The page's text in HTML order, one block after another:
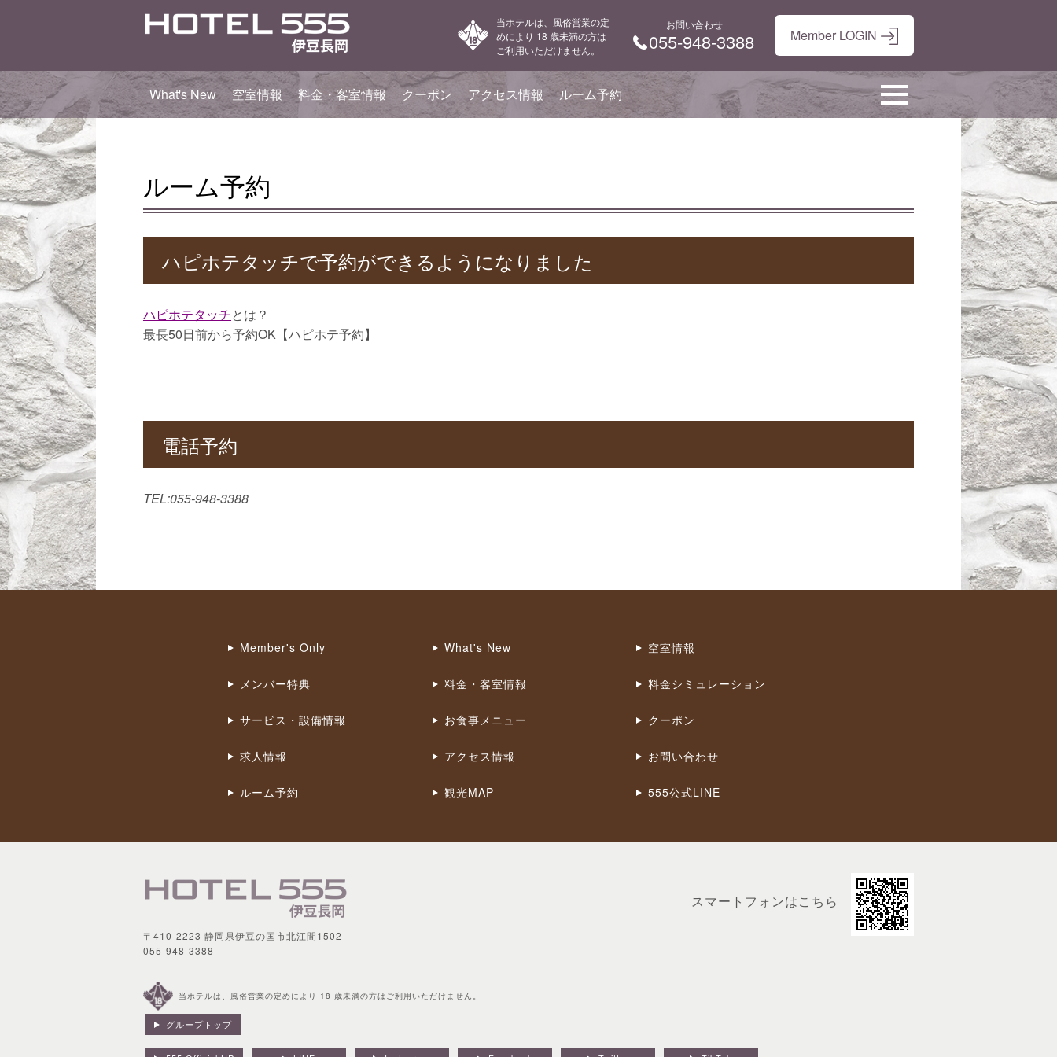
当ホテルは、風俗営業の定
めにより 18 歳未満の方は
ご利用いただけません。
お問い合わせ
055-948-3388
What's New 空室情報 料金・客室情報 クーポン アクセス情報 ルーム予約
ルーム予約
ハピホテタッチで予約ができるようになりました
ハピホテタッチとは？
最長50日前から予約OK【ハピホテ予約】
電話予約
TEL:055-948-3388
Member's Only What's New 空室情報
メンバー特典 料金・客室情報 料金シミュレーション
サービス・設備情報 お食事メニュー クーポン
求人情報 アクセス情報 お問い合わせ
ルーム予約 観光MAP 555公式LINE
〒410-2223 静岡県伊豆の国市北江間1502
055-948-3388
スマートフォンはこちら
当ホテルは、風俗営業の定めにより 18 歳未満の方はご利用いただけません。
グループトップ